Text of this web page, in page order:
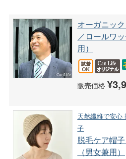
オーガニッ
／ロールワ
用）
販売価格¥
天然繊維で安心
子
脱毛ケア帽
（男女兼用）